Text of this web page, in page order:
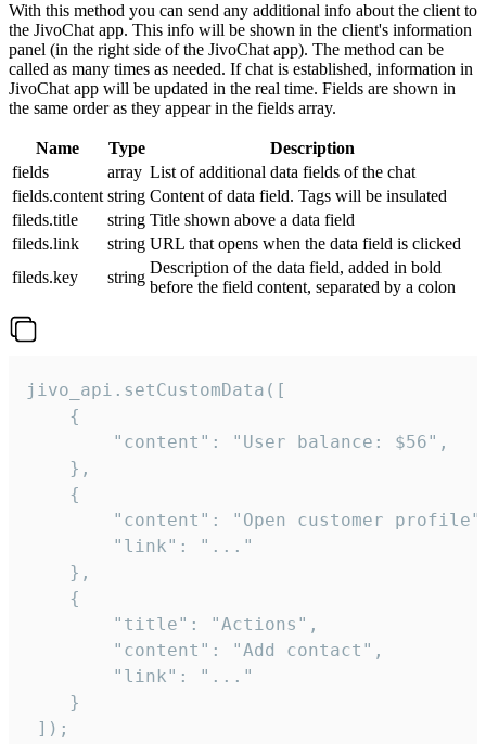
With this method you can send any additional info about the client to
the JivoChat app. This info will be shown in the client's information
panel (in the right side of the JivoChat app). The method can be
called as many times as needed. If chat is established, information in
JivoChat app will be updated in the real time. Fields are shown in
the same order as they appear in the fields array.
Name Type
Description
fields
array List of additional data fields of the chat
fields.content string Content of data field. Tags will be insulated
fileds.title
string Title shown above a data field
fileds.link
string URL that opens when the data field is clicked
fileds.key
string
Description of the data field, added in bold
before the field content, separated by a colon
jivo_api.setCustomData([
    {
        "content": "User balance: $56",
    },
    {
"content": "Open customer
        "link": "..."
    },
    {
        "title": "Actions",
        "content": "Add contact",
        "link": "..."
    }
]);